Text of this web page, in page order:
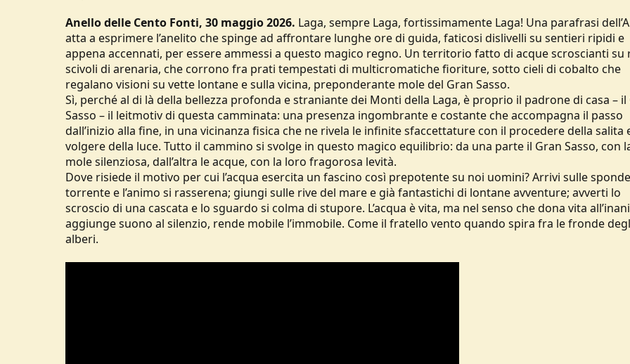
Anello delle Cento Fonti, 30 maggio 2026. Laga, sempre Laga, fortissimamente Laga! Una parafrasi
atta a esprimere l’anelito che spinge ad affrontare lunghe ore di guida, faticosi dislivelli su sentieri ripidi e
appena accennati, per essere ammessi a questo magico regno. Un territorio fatto di acque scroscianti su
scivoli di arenaria, che corrono fra prati tempestati di multicromatiche fioriture, sotto cieli di cobalto che
regalano visioni su vette lontane e sulla vicina, preponderante mole del Gran Sasso.
Sì, perché al di là della bellezza profonda e straniante dei Monti della Laga, è proprio il padrone di casa – il
Sasso – il leitmotiv di questa camminata: una presenza ingombrante e costante che accompagna il passo
dall’inizio alla fine, in una vicinanza fisica che ne rivela le infinite sfaccettature con il procedere della salita
volgere della luce. Tutto il cammino si svolge in questo magico equilibrio: da una parte il Gran Sasso, con
mole silenziosa, dall’altra le acque, con la loro fragorosa levità.
Dove risiede il motivo per cui l’acqua esercita un fascino così prepotente su noi uomini? Arrivi sulle
torrente e l’animo si rasserena; giungi sulle rive del mare e già fantastichi di lontane avventure; avverti lo
scroscio di una cascata e lo sguardo si colma di stupore. L’acqua è vita, ma nel senso che dona vita
aggiunge suono al silenzio, rende mobile l’immobile. Come il fratello vento quando spira fra le fronde
alberi.